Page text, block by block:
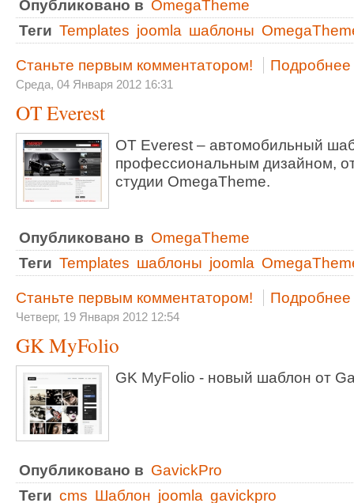
Опубликовано в OmegaTheme
Теги Templates joomla шаблоны
Станьте первым комментатором! Подробнее
Среда, 04 Января 2012 16:31
OT Everest
OT Everest – автомобильный
профессиональным дизайном,
студии OmegaTheme.
Опубликовано в OmegaTheme
Теги Templates шаблоны joomla
Станьте первым комментатором! Подробнее
Четверг, 19 Января 2012 12:54
GK MyFolio
GK MyFolio - новый шаблон от
Опубликовано в GavickPro
Теги cms Шаблон joomla gavickpro